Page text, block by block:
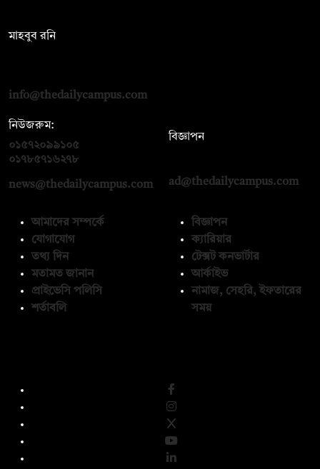
মাহবুব রনি
info@thedailycampus.com
নিউজরুম:
০১৫৭২০৯৯১০৫
০১৭৮৫৭১৬২৭৮
news@thedailycampus.com
বিজ্ঞাপন
ad@thedailycampus.com
আমাদের সম্পর্কে
যোগাযোগ
তথ্য দিন
মতামত জানান
প্রাইভেসি পলিসি
শর্তাবলি
বিজ্ঞাপন
ক্যারিয়ার
টেক্সট কনভার্টার
আর্কাইভ
নামাজ, সেহরি, ইফতারের
সময়